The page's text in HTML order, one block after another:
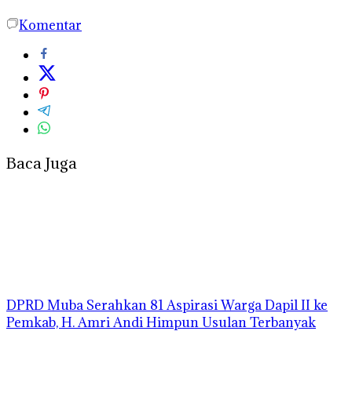
Komentar
Baca Juga
DPRD Muba Serahkan 81 Aspirasi Warga Dapil II ke
Pemkab, H. Amri Andi Himpun Usulan Terbanyak